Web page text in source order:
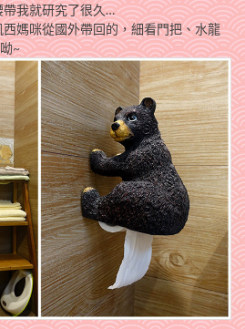
我就研究了很久…
媽咪從國外帶回的，細看門把、水龍
~